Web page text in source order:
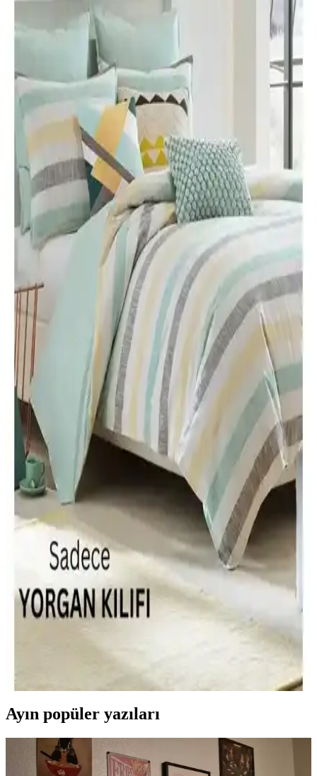
Karaca Home'un 155x215 cm ölçülerindeki tek kişilik yorganı, hafif
ve nefes alabilir mikrofiber yüzeyiyle rahat ve sıcak uyku sağlar,
bakım kolaylığı ile günlük kullanım için idealdir.
Yataş Dacron Quallofil Tek Kişilik XL Yorgan:
Yüksek Isı Yalıtımı ve Konfor Sağlayan Modern
Tasarım
Yataş Dacron Quallofil Tek Kişilik XL Yorgan, 175x215 cm ölçüsü
ve üstün ısı yalıtımıyla dört mevsim kullanıma uygun, hafif ve şık
tasarımıyla konfor sağlar.
Lorien ve GOLDRİSE Çift Kişilik Welsoft Yorgan
Karşılaştırması ve Özellikleri
Lorien ve GOLDRİSE çift kişilik welsoft yorganların malzeme,
sıcak tutma, yumuşaklık ve dayanıklılık özellikleri detaylı şekilde
karşılaştırılıyor, kullanıcı deneyimleri ve olumsuz yönler de
inceleniyor.
Madame Coco Faust King Size Yorgan ile Yataş
Macaron Çift Kişilik Yorgan Karşılaştırması:
Ölçülerden Dolgu ve Bakım
Bu karşılaştırma, Madame Coco Faust King Size Beyaz Yorgan ile
Yataş Macaron Çift Kişilik Yorgan takımını veri odaklı olarak
inceleyen bir karşılaştırmadır. Ölçüler Faust için 215x235 cm,
Macaron için 195x215 cm ve yastık içerikleriyle farklı takım
yapılarına odaklanır; silikon elyaf dolgu ve mikrofiber/kumaş
dokuması gibi unsurları ele alır. Isı dengesi, hava sirkülasyonu ve
bakım talimatları (30°C yıkama, ağartma yok, kurutma yok, ütü yok)
karşılaştırılır. Kullanıcı yorumları konfor ve mevsimlik performansı
öne çıkarır.
Alla Turca ve Misev Tek Kişilik Yorgan
Karşılaştırması: Özellikler ve Kullanıcı Yorumları
İki farklı tek kişilik yorgan modelini karşılaştırıyoruz. Alla Turca çift
taraflı silikon yorgan ve Misev silikon yorganın özellikleri, kullanıcı
yorumları ve avantajlarıyla ilgili detaylar burada.
Ely Parker Çift Yönlü Yorgan Kılıfı: Modern
Tasarım ve Kolay Bakım Özellikleriyle
Ely Parker çift yönlü yorgan kılıfı, 160x220 cm ölçüsü, pamuk-
polyester karışımı ve kolay ütülenebilir özelliğiyle modern yatak
odalarına uyum sağlar. Renk seçenekleriyle estetik ve dayanıklı
Ayın popüler yazıları